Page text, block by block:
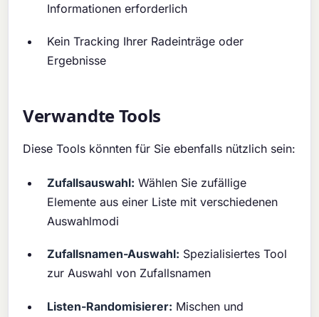
Informationen erforderlich
Kein Tracking Ihrer Radeinträge oder
Ergebnisse
Verwandte Tools
Diese Tools könnten für Sie ebenfalls nützlich sein:
Zufallsauswahl: Wählen Sie zufällige
Elemente aus einer Liste mit verschiedenen
Auswahlmodi
Zufallsnamen-Auswahl: Spezialisiertes Tool
zur Auswahl von Zufallsnamen
Listen-Randomisierer: Mischen und